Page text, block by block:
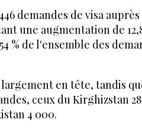
demandes de visa
une augmentation de
% de l'ensemble des
en tête, tandis
ceux du Kirghizstan
4 000.